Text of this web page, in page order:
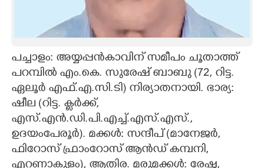
LITERATURE
ZOOM
CONTACT US
പച്ചാളം: അയ്യപ്പൻകാവിന് സമീപം ചൂതാത്ത്
പറമ്പിൽ എം.കെ. സുരേഷ് ബാബു (72, റിട്ട.
ഏലൂർ എഫ്.എ.സി.ടി) നിര്യാതനായി. ഭാര്യ:
ഷീല (റിട്ട. ക്ലർക്ക്,
എസ്.എൻ.ഡി.പി.എച്ച്.എസ്.എസ്.,
ഉദയംപേരൂർ). മക്കൾ: സന്ദീപ് (മാനേജർ,
ഫിറോസ് ഫ്രാംറോസ് ആൻഡ് കമ്പനി,